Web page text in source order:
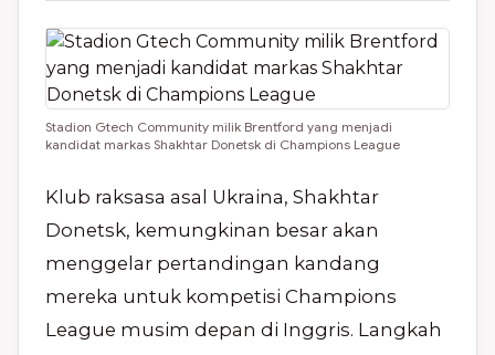
Stadion Gtech Community milik Brentford yang menjadi
kandidat markas Shakhtar Donetsk di Champions League
Klub raksasa asal Ukraina, Shakhtar
Donetsk, kemungkinan besar akan
menggelar pertandingan kandang
mereka untuk kompetisi Champions
League musim depan di Inggris. Langkah